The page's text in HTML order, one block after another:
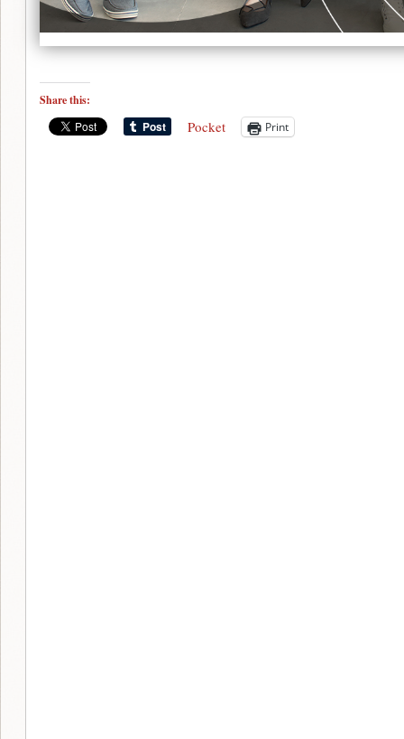
Share this:
Pocket Print